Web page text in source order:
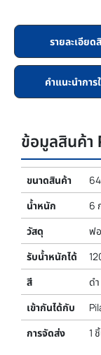
รายละเอียด
คำแนะนำการ
ข้อมูลสินค้า
ขนาดสินค้า
น้ำหนัก
6
วัสดุ
ฟ
รับน้ำหนักได้
สี
ดำ
เข้ากันได้กับ
การจัดส่ง
1